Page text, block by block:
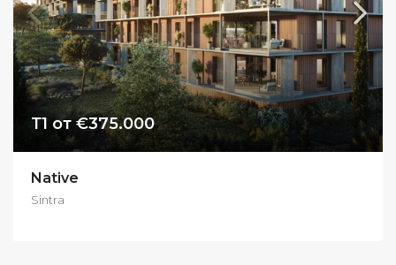
Т1 от €375.000
Native
Sintra